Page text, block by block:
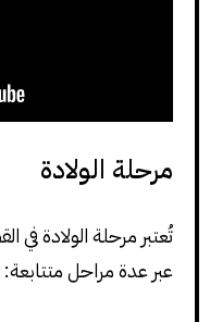
مرحلة الولادة
تُعتبر مرحلة الولادة في
عبر عدة مراحل متتابعة: